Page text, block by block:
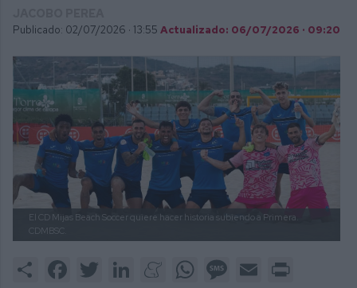
Publicado: 02/07/2026 · 13:55 Actualizado: 06/07/2026 · 09:20
El CD Mijas Beach Soccer quiere hacer historia subiendo a Primera.
CDMBSC.
Share FacebookTwitter LinkedInMeneameWhatsAppMessage
Email